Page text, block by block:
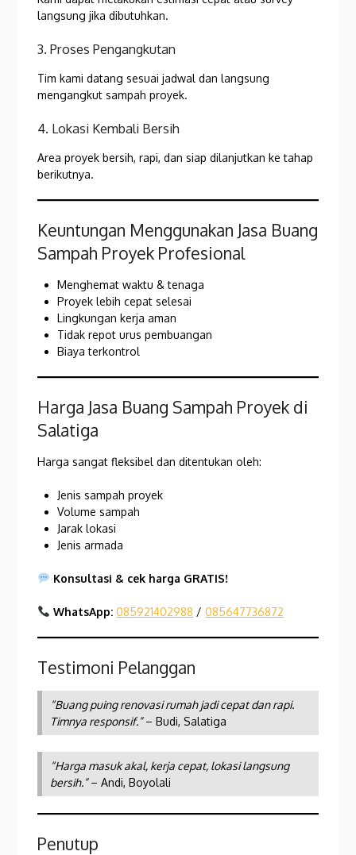
langsung jika dibutuhkan.
3. Proses Pengangkutan
Tim kami datang sesuai jadwal dan langsung
mengangkut sampah proyek.
4. Lokasi Kembali Bersih
Area proyek bersih, rapi, dan siap dilanjutkan ke tahap
berikutnya.
Keuntungan Menggunakan Jasa Buang
Sampah Proyek Profesional
Menghemat waktu & tenaga
Proyek lebih cepat selesai
Lingkungan kerja aman
Tidak repot urus pembuangan
Biaya terkontrol
Harga Jasa Buang Sampah Proyek di
Salatiga
Harga sangat fleksibel dan ditentukan oleh:
Jenis sampah proyek
Volume sampah
Jarak lokasi
Jenis armada
Konsultasi & cek harga GRATIS!
WhatsApp: 085921402988 /085647736872
Testimoni Pelanggan
“Buang puing renovasi rumah jadi cepat dan rapi.
Timnya responsif.”– Budi, Salatiga
“Harga masuk akal, kerja cepat, lokasi langsung
bersih.”– Andi, Boyolali
Penutup